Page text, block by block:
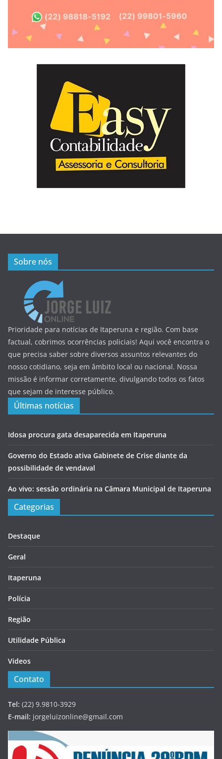
Sobre nós
Prioridade para notícias de Itaperuna e região. Com base
factual, cobrimos ocorrências policiais! Aqui você encontra o
que precisa saber sobre diversos assuntos relevantes do
nosso cotidiano, seja em âmbito local ou nacional. Nossa
missão é informar corretamente, divulgando todos os fatos
que sejam de interesse público.
Últimas notícias
Idosa procura gata desaparecida em Itaperuna
Governo do Estado ativa Gabinete de Crise diante da
possibilidade de vendaval
Ao vivo: sessão ordinária na Câmara Municipal de Itaperuna
Categorias
Destaque
Geral
Itaperuna
Polícia
Região
Utilidade Pública
Videos
Contato
Tel: (22) 9.9810-3929
E-mail: jorgeluizonline@gmail.com